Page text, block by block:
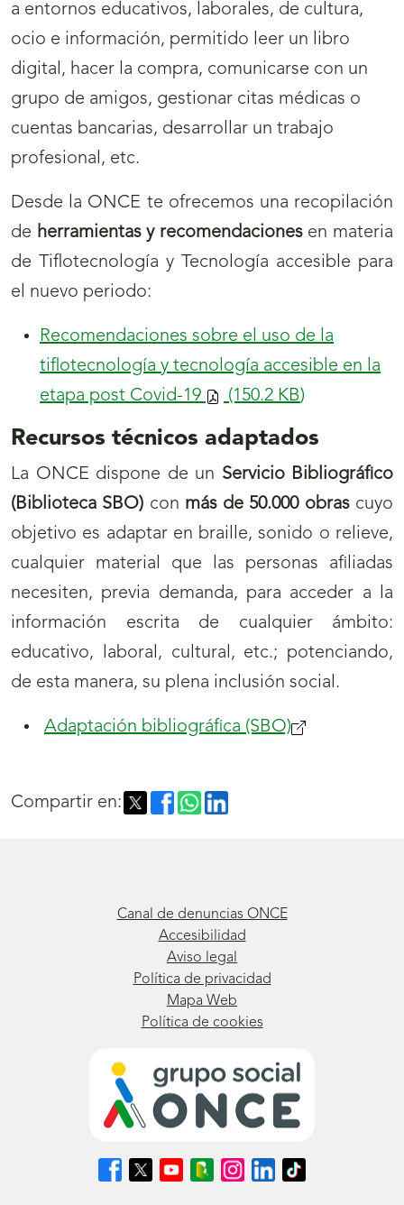
a entornos educativos, laborales, de cultura,
ocio e información, permitido leer un libro
digital, hacer la compra, comunicarse con un
grupo de amigos, gestionar citas médicas o
cuentas bancarias, desarrollar un trabajo
profesional, etc.
Desde la ONCE te ofrecemos una recopilación
de herramientas y recomendacionesen materia
de Tiflotecnología y Tecnología accesible para
el nuevo periodo:
Recomendaciones sobre el uso de la
tiflotecnología y tecnología accesible en la
etapa post Covid-19
(150.2 KB)
Recursos técnicos adaptados
La ONCE dispone de un Servicio Bibliográfico
(Biblioteca SBO) con más de 50.000 obrascuyo
objetivo es adaptar en braille, sonido o relieve,
cualquier material que las personas afiliadas
necesiten, previa demanda, para acceder a la
información escrita de cualquier ámbito:
educativo, laboral, cultural, etc.; potenciando,
de esta manera, su plena inclusión social.
Adaptación bibliográfica (SBO)
Compartir en:
Canal de denuncias ONCE
Accesibilidad
Aviso legal
Política de privacidad
Mapa Web
Política de cookies
Síguenos
en
Síguenos
en
Síguenos
en
Síguenos
en
Síguenos
en
Síguenos
en
Síguenos
en